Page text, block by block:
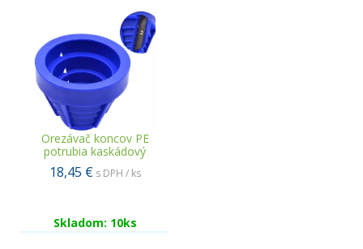
Orezávač koncov PE
potrubia kaskádový
18,45 € s DPH / ks
Skladom: 10ks